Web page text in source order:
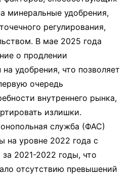
минеральные удобрения,
регулирования,
В мае 2025 года
о продлении
удобрения, что позволяет
очередь
внутреннего рынка,
излишки.
служба (ФАС)
на уровне 2022 года с
2021-2022 годы, что
отсутствию превышений